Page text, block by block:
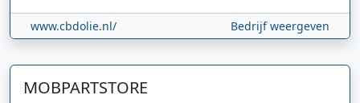
www.cbdolie.nl/ Bedrijf weergeven
MOBPARTSTORE